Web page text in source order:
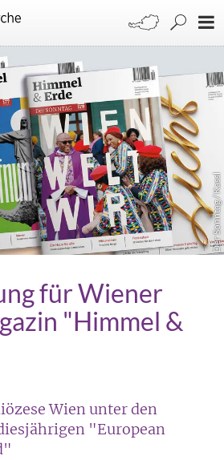
Der Sonntag / Kassl
für Wiener
"Himmel &
Wien unter den
"European